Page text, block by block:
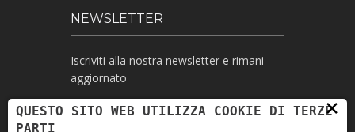
NEWSLETTER
Iscriviti alla nostra newsletter e rimani
aggiornato
×
QUESTO SITO WEB UTILIZZA COOKIE DI TERZE
PARTI